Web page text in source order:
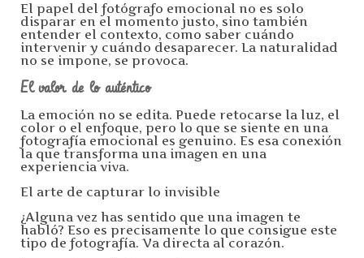
El papel del fotógrafo emocional no es solo
disparar en el momento justo, sino también
entender el contexto, como saber cuándo
intervenir y cuándo desaparecer. La naturalidad
no se impone, se provoca.
El valor de lo auténtico
La emoción no se edita. Puede retocarse la luz, el
color o el enfoque, pero lo que se siente en una
fotografía emocional es genuino. Es esa conexión
la que transforma una imagen en una
experiencia viva.
El arte de capturar lo invisible
¿Alguna vez has sentido que una imagen te
habló? Eso es precisamente lo que consigue este
tipo de fotografía. Va directa al corazón.